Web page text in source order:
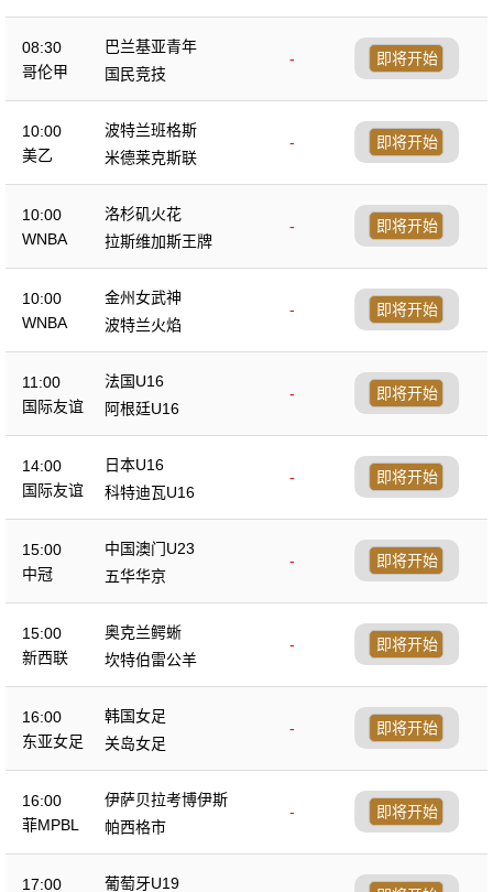
08:30
哥伦甲
巴兰基亚青年
-
国民竞技
即将开始
10:00
美乙
波特兰班格斯
-
米德莱克斯联
即将开始
10:00
WNBA
洛杉矶火花
-
拉斯维加斯王牌
即将开始
10:00
WNBA
金州女武神
-
波特兰火焰
即将开始
11:00
国际友谊
法国U16
-
阿根廷U16
即将开始
14:00
国际友谊
日本U16
-
科特迪瓦U16
即将开始
15:00
中冠
中国澳门U23
-
五华华京
即将开始
15:00
新西联
奥克兰鳄蜥
-
坎特伯雷公羊
即将开始
16:00
东亚女足
韩国女足
-
关岛女足
即将开始
16:00
菲MPBL
伊萨贝拉考博伊斯
-
帕西格市
即将开始
17:00 葡萄牙U19